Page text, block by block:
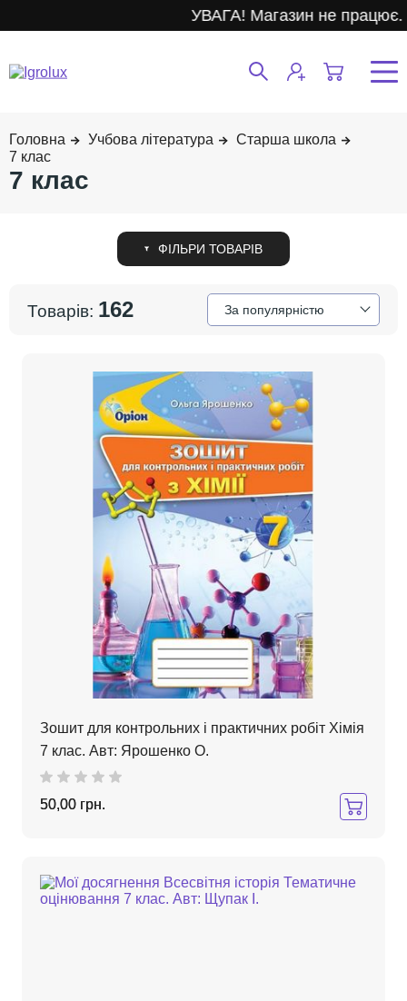
УВАГА! Магазин не працює.
Учбова література
Старша школа
7 клас
7 клас
162
Зошит для контрольних і практичних робіт Хімія
7 клас. Авт: Ярошенко О.
50,00 грн.